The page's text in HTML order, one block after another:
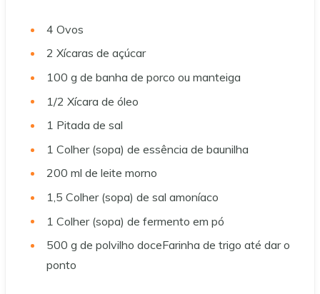
4 Ovos
2 Xícaras de açúcar
100 g de banha de porco ou manteiga
1/2 Xícara de óleo
1 Pitada de sal
1 Colher (sopa) de essência de baunilha
200 ml de leite morno
1,5 Colher (sopa) de sal amoníaco
1 Colher (sopa) de fermento em pó
500 g de polvilho doceFarinha de trigo até dar o
ponto